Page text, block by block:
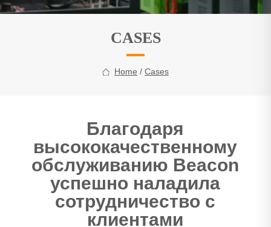
CASES
Home / Cases
Благодаря
высококачественному
обслуживанию Beacon
успешно наладила
сотрудничество с
клиентами